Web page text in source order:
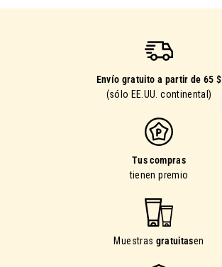
Envío gratuito a partir de 65 $
(sólo EE.UU. continental)
Tus compras
tienen premio
Muestras gratuitasen